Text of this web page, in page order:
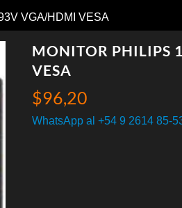
VGA/HDMI VESA
MONITOR PHILIPS
VESA
$96,20
WhatsApp al +54 9 2614 85-